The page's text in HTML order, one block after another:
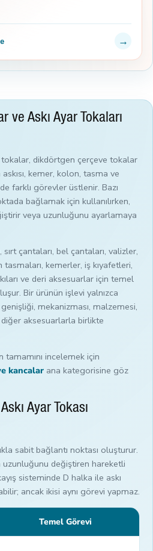
→
ve Askı Ayar Tokaları
dikdörtgen çerçeve tokalar
kemer, kolon, tasma ve
farklı görevler üstlenir. Bazı
bağlamak için kullanılırken,
veya uzunluğunu ayarlamaya
çantaları, bel çantaları, valizler,
kemerler, iş kıyafetleri,
ve deri aksesuarlar için temel
Bir ürünün işlevi yalnızca
mekanizması, malzemesi,
aksesuarlarla birlikte
tamamını incelemek için
kancalar ana kategorisine göz
Ayar Tokası
sabit bağlantı noktası oluşturur.
uzunluğunu değiştiren hareketli
sisteminde D halka ile askı
ancak ikisi aynı görevi yapmaz.
Temel Görevi